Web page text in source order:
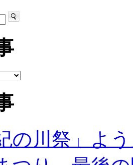
の川祭」よ